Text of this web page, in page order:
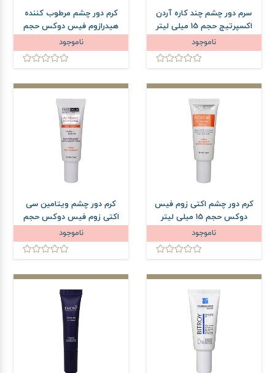
سرم دور چشم چند کاره آردن
اکسپرتیج حجم 15 میلی لیتر
ناموجود
کرم دور چشم مرطوب کننده
هیدرازوم فیس دوکس حجم
ناموجود
کرم دور چشم اکتی زوم فیس
دوکس حجم 15 میلی لیتر
ناموجود
کرم دور چشم ویتامین سی
اکتی زوم فیس دوکس حجم
ناموجود